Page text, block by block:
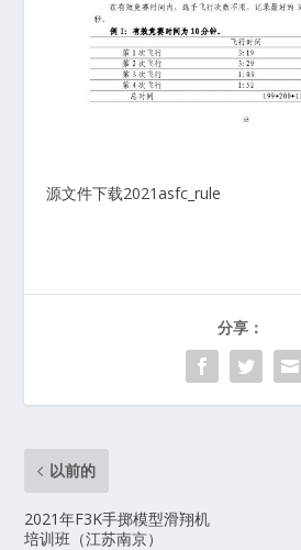
源文件下载2021asfc_rule
分享：
以前的
2021年F3K手掷模型滑翔机
培训班（江苏南京）